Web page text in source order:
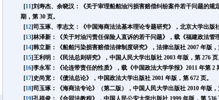
[11]刘寿杰、余晓汉：《关于审理船舶油污损害赔偿纠纷案件若干问题的规
期，第 30 页。
[12]司玉琢、李志文：《中国海商法法基本理论专题研究》，北京大学出版
[13]林泽新：《关于对油污责任保险人直诉的若干问题》，载《福建政法管
[14]韩立新：《船舶污染损害赔偿法律制度研究》，法律出版社 2007 年版，
[15]王利明：《民法总则研究》，中国人民大学出版社 2003 年版，第 276
[16]李永军：《论连带责任的性质》，载《中国政法大学学报》2011 年第 2
[17]史尚宽：《债法总论》，中国政法大学出版社 2001 年版，第 672 页。
[18]司玉琢：《海商法专论》（第二版），中国人民大学出版社 2010 年版，
[19]孔祥俊：《合同法教程》，中国人民公安大学出版社 1999 年版，第 536